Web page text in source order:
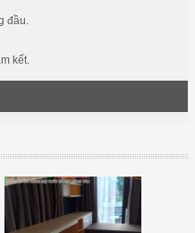
đầu.
kết.